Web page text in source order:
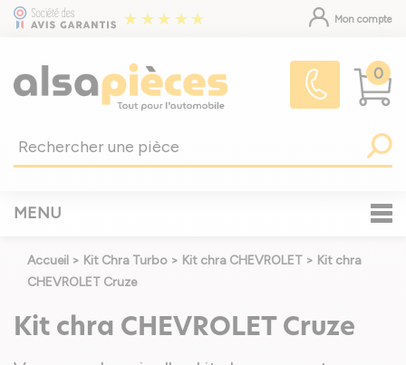
Mon compte
0
MENU
Accueil > Kit Chra Turbo > Kit chra CHEVROLET > Kit chra
CHEVROLET Cruze
Kit chra CHEVROLET Cruze